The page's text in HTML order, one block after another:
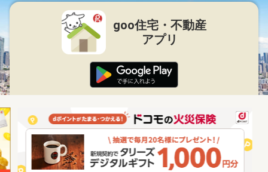
goo住宅・不動産
アプリ